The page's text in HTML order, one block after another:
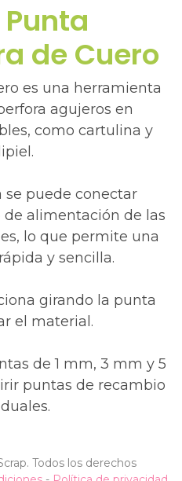
de Cuero
es una herramienta
agujeros en
como cartulina y
se puede conectar
alimentación de las
lo que permite una
y sencilla.
girando la punta
el material.
de 1 mm, 3 mm y 5
puntas de recambio
Todos los derechos